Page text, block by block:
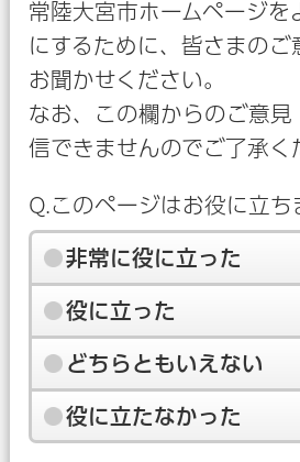
常陸大宮市ホームページを
にするために、皆さまのご
お聞かせください。
なお、この欄からのご意見
信できませんのでご了承く
Q.このページはお役に立ち
非常に役に立った
役に立った
どちらともいえない
役に立たなかった